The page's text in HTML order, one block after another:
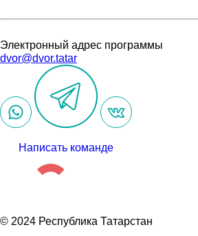
Электронный адрес программы
dvor@dvor.tatar
Написать команде
© 2024 Республика Татарстан